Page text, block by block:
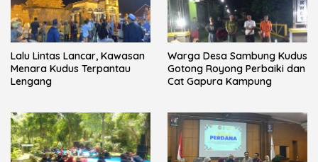
Lalu Lintas Lancar, Kawasan
Menara Kudus Terpantau
Lengang
Warga Desa Sambung Kudus
Gotong Royong Perbaiki dan
Cat Gapura Kampung